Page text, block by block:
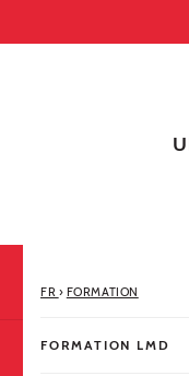
FR › FORMATION
FORMATION LMD